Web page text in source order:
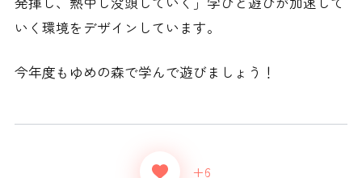
いく環境をデザインしています。
今年度もゆめの森で学んで遊びましょう！
+6